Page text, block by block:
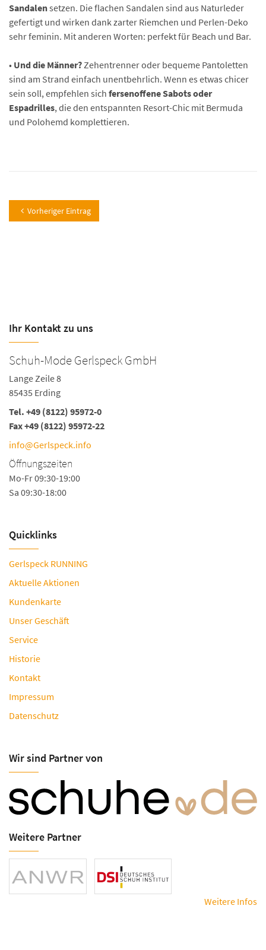
Sandalensetzen. Die flachen Sandalen sind aus Naturleder
gefertigt und wirken dank zarter Riemchen und Perlen-Deko
sehr feminin. Mit anderen Worten: perfekt für Beach und Bar.
• Und die Männer? Zehentrenner oder bequeme Pantoletten
sind am Strand einfach unentbehrlich. Wenn es etwas chicer
sein soll, empfehlen sich fersenoffene Sabots oder
Espadrilles, die den entspannten Resort-Chic mit Bermuda
und Polohemd komplettieren.
Vorheriger Eintrag
Ihr Kontakt zu uns
Schuh-Mode Gerlspeck GmbH
Lange Zeile 8
85435 Erding
Tel. +49 (8122) 95972-0
Fax +49 (8122) 95972-22
info@Gerlspeck.info
Öffnungszeiten
Mo-Fr 09:30-19:00
Sa 09:30-18:00
Quicklinks
Gerlspeck RUNNING
Aktuelle Aktionen
Kundenkarte
Unser Geschäft
Service
Historie
Kontakt
Impressum
Datenschutz
Wir sind Partner von
Weitere Partner
Weitere Infos